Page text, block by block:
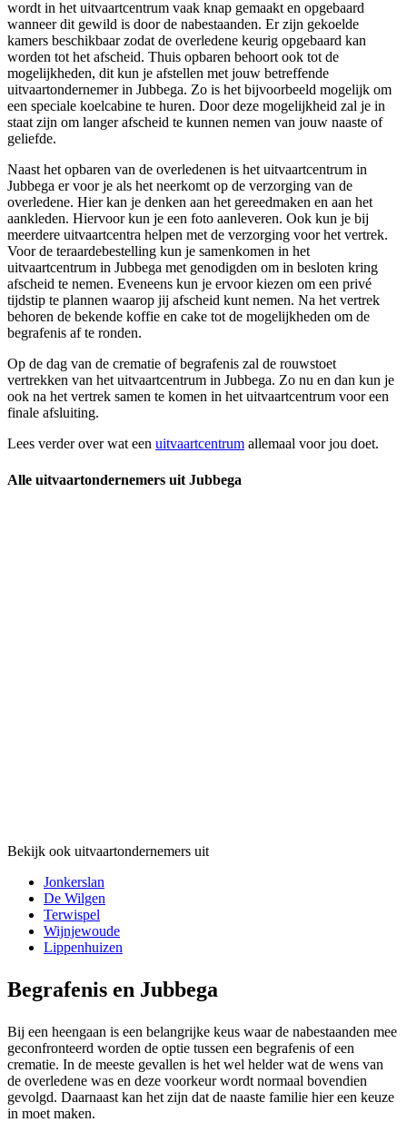
wordt in het uitvaartcentrum vaak knap gemaakt en opgebaard
wanneer dit gewild is door de nabestaanden. Er zijn gekoelde
kamers beschikbaar zodat de overledene keurig opgebaard kan
worden tot het afscheid. Thuis opbaren behoort ook tot de
mogelijkheden, dit kun je afstellen met jouw betreffende
uitvaartondernemer in Jubbega. Zo is het bijvoorbeeld mogelijk om
een speciale koelcabine te huren. Door deze mogelijkheid zal je in
staat zijn om langer afscheid te kunnen nemen van jouw naaste of
geliefde.
Naast het opbaren van de overledenen is het uitvaartcentrum in
Jubbega er voor je als het neerkomt op de verzorging van de
overledene. Hier kan je denken aan het gereedmaken en aan het
aankleden. Hiervoor kun je een foto aanleveren. Ook kun je bij
meerdere uitvaartcentra helpen met de verzorging voor het vertrek.
Voor de teraardebestelling kun je samenkomen in het
uitvaartcentrum in Jubbega met genodigden om in besloten kring
afscheid te nemen. Eveneens kun je ervoor kiezen om een privé
tijdstip te plannen waarop jij afscheid kunt nemen. Na het vertrek
behoren de bekende koffie en cake tot de mogelijkheden om de
begrafenis af te ronden.
Op de dag van de crematie of begrafenis zal de rouwstoet
vertrekken van het uitvaartcentrum in Jubbega. Zo nu en dan kun je
ook na het vertrek samen te komen in het uitvaartcentrum voor een
finale afsluiting.
Lees verder over wat een uitvaartcentrum allemaal voor jou doet.
Alle uitvaartondernemers uit Jubbega
Bekijk ook uitvaartondernemers uit
Jonkerslan
De Wilgen
Terwispel
Wijnjewoude
Lippenhuizen
Begrafenis en Jubbega
Bij een heengaan is een belangrijke keus waar de nabestaanden mee
geconfronteerd worden de optie tussen een begrafenis of een
crematie. In de meeste gevallen is het wel helder wat de wens van
de overledene was en deze voorkeur wordt normaal bovendien
gevolgd. Daarnaast kan het zijn dat de naaste familie hier een keuze
in moet maken.